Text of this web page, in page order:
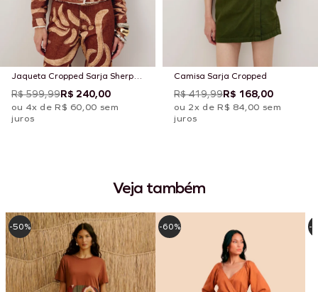
Jaqueta Cropped Sarja Sherpa
Estampada Yucca
R$ 599,99R$ 240,00
ou 4x de R$ 60,00 sem
juros
Camisa Sarja Cropped
R$ 419,99R$ 168,00
ou 2x de R$ 84,00 sem
juros
Veja também
-50% -60% -